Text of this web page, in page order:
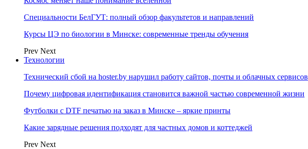
Специальности БелГУТ: полный обзор факультетов и направлений
Курсы ЦЭ по биологии в Минске: современные тренды обучения
Prev Next
Технологии
Технический сбой на hoster.by нарушил работу сайтов, почты и облачных сервисов
Почему цифровая идентификация становится важной частью современной жизни
Футболки с DTF печатью на заказ в Минске – яркие принты
Какие зарядные решения подходят для частных домов и коттеджей
Prev Next